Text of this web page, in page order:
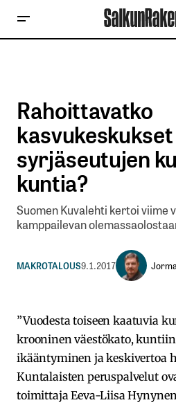
Rahoittavatko
kasvukeskukset
syrjäseutujen
kuntia?
Suomen Kuvalehti kertoi viime
kamppailevan
MAKROTALOUS9.1.2017
”Vuodesta toiseen kaatuvia
krooninen väestökato, kuntiin
ikääntyminen ja keskivertoa
Kuntalaisten peruspalvelut
toimittaja Eeva-Liisa